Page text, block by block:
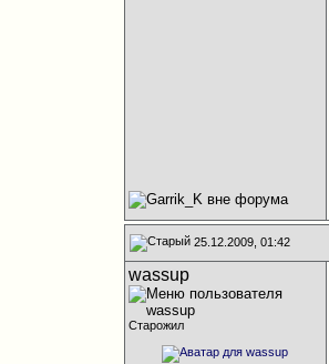
25.12.2009, 01:42
wassup
Старожил